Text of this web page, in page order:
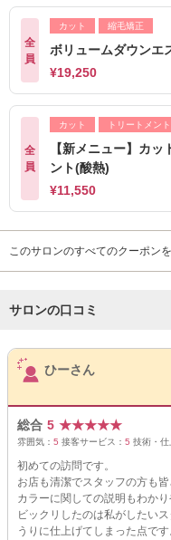
全
員
カット 縮毛矯正
ボリュームダウンエ
¥19,250
全
員
カット トリートメント
【新メニュー】カ
ント(酸熱)
¥11,550
このサロンのすべてのクーポン
サロンの口コミ
サロンPick Up
ひーさん
総合 5 ★★★★★
雰囲気： 5 接客サービス： 5 技術・仕
初めての訪問です。
お店も清潔でスタッフの方も
カラーに関しての説明もわかり
ビックリしたのは私がしたい
うりに仕上げてしまった点です